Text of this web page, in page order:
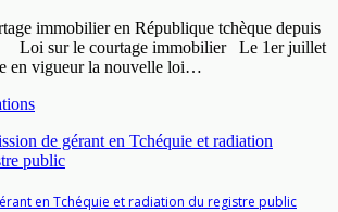
immobilier en République tchèque depuis
sur le courtage immobilier Le 1er juillet
en vigueur la nouvelle loi…
en Tchéquie et radiation du registre public